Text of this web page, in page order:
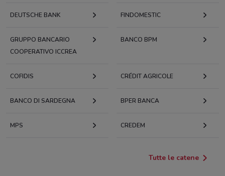
DEUTSCHE BANK FINDOMESTIC
GRUPPO BANCARIO
COOPERATIVO ICCREA
BANCO BPM
COFIDIS CRÉDIT AGRICOLE
BANCO DI SARDEGNA BPER BANCA
MPS CREDEM
Tutte le catene